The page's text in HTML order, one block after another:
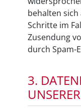
behalten
Schritte im
Zusendung
durch Spam-
3.